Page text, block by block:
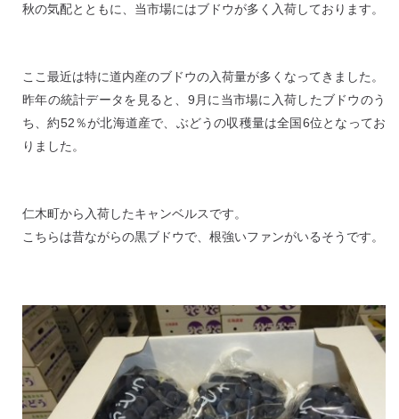
秋の気配とともに、当市場にはブドウが多く入荷しております。
ここ最近は特に道内産のブドウの入荷量が多くなってきました。
昨年の統計データを見ると、9月に当市場に入荷したブドウのう
ち、約52％が北海道産で、ぶどうの収穫量は全国6位となってお
りました。
仁木町から入荷したキャンベルスです。
こちらは昔ながらの黒ブドウで、根強いファンがいるそうです。